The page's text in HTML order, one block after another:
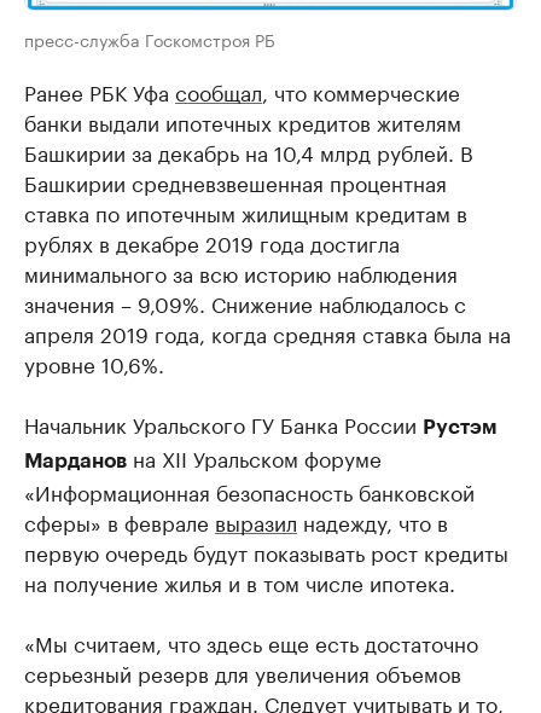
пресс-служба Госкомстроя РБ
Ранее РБК Уфа сообщал, что коммерческие
банки выдали ипотечных кредитов жителям
Башкирии за декабрь на 10,4 млрд рублей. В
Башкирии средневзвешенная процентная
ставка по ипотечным жилищным кредитам в
рублях в декабре 2019 года достигла
минимального за всю историю наблюдения
значения – 9,09%. Снижение наблюдалось с
апреля 2019 года, когда средняя ставка была на
уровне 10,6%.
Начальник Уральского ГУ Банка России Рустэм
Марданов на XII Уральском форуме
«Информационная безопасность банковской
сферы» в феврале выразил надежду, что в
первую очередь будут показывать рост кредиты
на получение жилья и в том числе ипотека.
«Мы считаем, что здесь еще есть достаточно
серьезный резерв для увеличения объемов
кредитования граждан. Следует учитывать и то,